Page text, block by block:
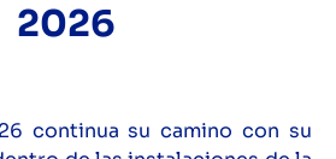
2026
continua su camino con su